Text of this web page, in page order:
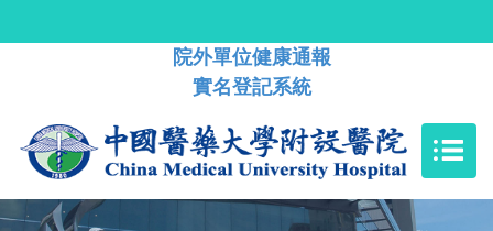
院外單位健康通報
實名登記系統